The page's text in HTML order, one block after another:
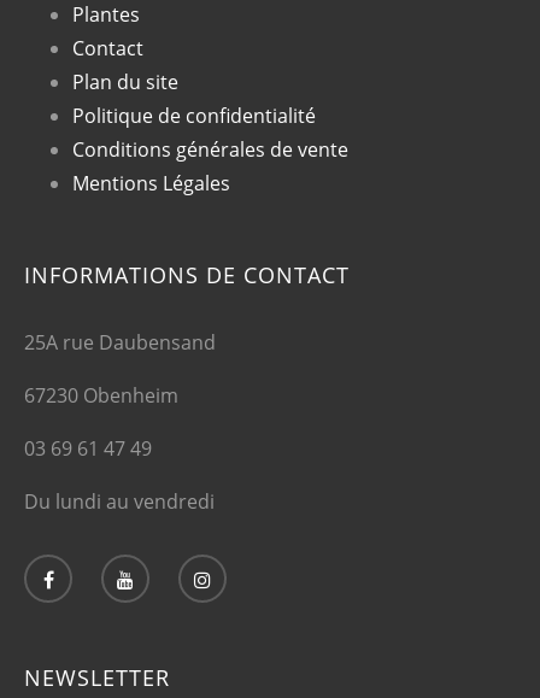
Plantes
Contact
Plan du site
Politique de confidentialité
Conditions générales de vente
Mentions Légales
INFORMATIONS DE CONTACT
25A rue Daubensand
67230 Obenheim
03 69 61 47 49
Du lundi au vendredi
NEWSLETTER